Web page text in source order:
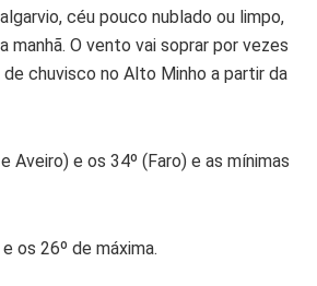
céu pouco nublado ou limpo,
O vento vai soprar por vezes
chuvisco no Alto Minho a partir da
Aveiro) e os 34º (Faro) e as mínimas
os 26º de máxima.